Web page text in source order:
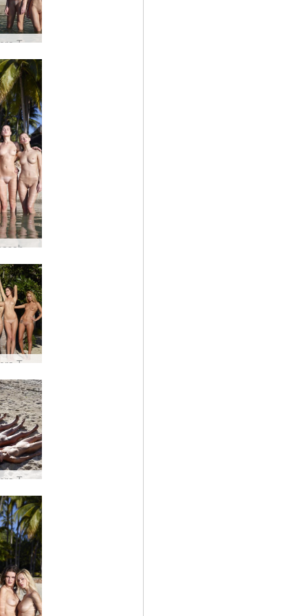
Coxy Flora Thea Zaika 4 diva #27
Tubuh basah Coxy Flora Thea Zaika #40
Coxy Flora Thea Zaika 4 diva #14
Coxy Flora Thea Zaika berpasir #8